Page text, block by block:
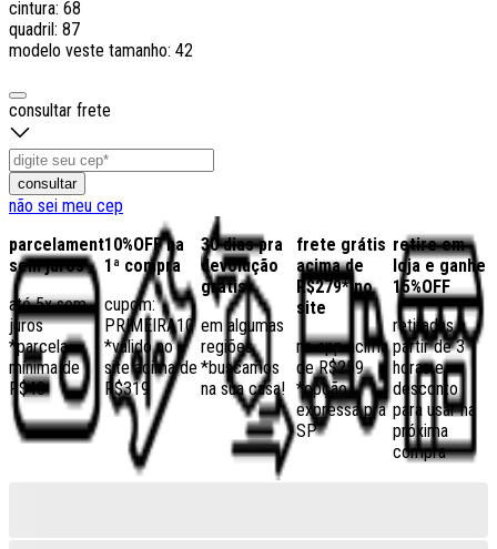
cintura: 68
quadril: 87
modelo veste tamanho: 42
consultar frete
consultar
não sei meu cep
parcelamento
sem juros
até 5x sem
juros
*parcela
mínima de
R$40
10%OFF na
1ª compra
cupom:
PRIMEIRA10
*válido no
site acima de
R$319
30 dias pra
devolução
grátis
em algumas
regiões,
*buscamos
na sua casa!
frete grátis
acima de
R$279* no
site
no app acima
de R$259
*opção
expressa pra
SP
retire em
loja e ganhe
15%OFF
retiradas a
partir de 3
horas e
desconto
para usar na
próxima
compra